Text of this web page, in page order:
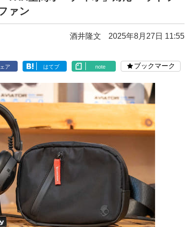
ァン
酒井隆文 2025年8月27日 11:55
ア はてブ note ブックマーク